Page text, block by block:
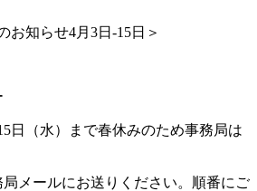
お知らせ4月3日‐15日＞
日（水）まで春休みのため事務局は
メールにお送りください。順番にご